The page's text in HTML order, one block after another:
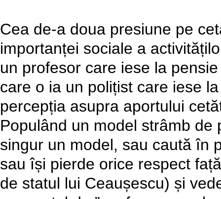
Cea de-a doua presiune pe
importanței sociale a
un profesor care iese la
care o ia un polițist care iese
percepția asupra aportului
Populând un model strâmb
singur un model, sau caută în
sau își pierde orice respect
de statul lui Ceaușescu) și